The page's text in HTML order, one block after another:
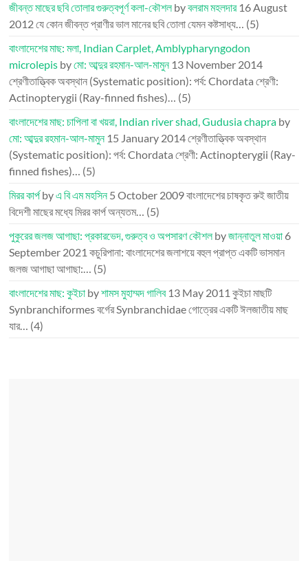
জীবন্ত মাছের ছবি তোলার গুরুত্বপূর্ণ কলা-কৌশলbyবলরাম মহলদার 16 August
2012যে কোন জীবন্ত প্রাণীর ভাল মানের ছবি তোলা যেমন কষ্টসাধ্য… (5)
বাংলাদেশের মাছ: মলা, Indian Carplet, Amblypharyngodon
microlepis byমো: আব্দুর রহমান-আল-মামুন 13 November 2014
শ্রেণীতাত্ত্বিক অবস্থান (Systematic position): পর্ব: Chordata শ্রেণী:
Actinopterygii (Ray-finned fishes)… (5)
বাংলাদেশের মাছ: চাপিলা বা খয়রা, Indian river shad, Gudusia chapra by
মো: আব্দুর রহমান-আল-মামুন 15 January 2014শ্রেণীতাত্ত্বিক অবস্থান
(Systematic position): পর্ব: Chordata শ্রেণী: Actinopterygii (Ray-
finned fishes)… (5)
মিরর কার্পbyএ বি এম মহসিন5 October 2009বাংলাদেশের চাষকৃত রুই জাতীয়
বিদেশী মাছের মধ্যে মিরর কার্প অন্যতম… (5)
পুকুরের জলজ আগাছা: প্রকারভেদ, গুরুত্ব ও অপসারণ কৌশলbyজান্নাতুল মাওয়া 6
September 2021 কচুরিপানা: বাংলাদেশের জলাশয়ে বহুল প্রাপ্ত একটি ভাসমান
জলজ আগাছা আগাছা:… (5)
বাংলাদেশের মাছ: কুইচা byশামস মুহাম্মদ গালিব 13 May 2011 কুইচা মাছটি
Synbranchiformes বর্গের Synbranchidae গোত্রের একটি ঈলজাতীয় মাছ
যার… (4)